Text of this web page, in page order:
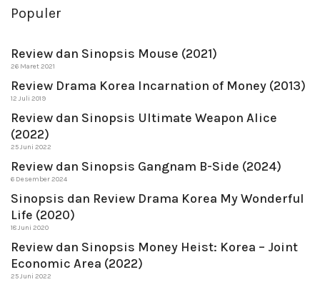
Populer
Review dan Sinopsis Mouse (2021)
26 Maret 2021
Review Drama Korea Incarnation of Money (2013)
12 Juli 2019
Review dan Sinopsis Ultimate Weapon Alice
(2022)
25 Juni 2022
Review dan Sinopsis Gangnam B-Side (2024)
6 Desember 2024
Sinopsis dan Review Drama Korea My Wonderful
Life (2020)
18 Juni 2020
Review dan Sinopsis Money Heist: Korea – Joint
Economic Area (2022)
25 Juni 2022